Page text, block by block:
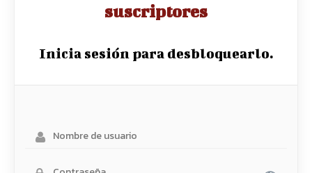
suscriptores
Inicia sesión para desbloquearlo.